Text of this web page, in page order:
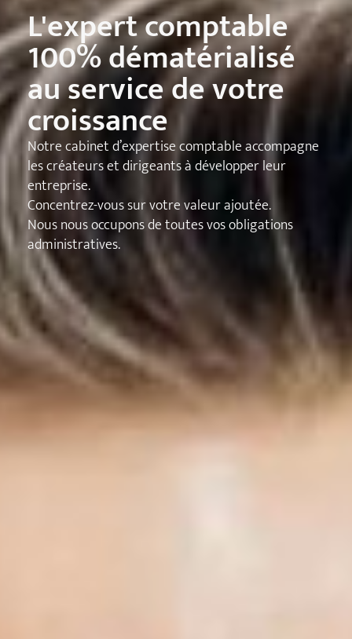
L'expert comptable
100% dématérialisé
au service de votre
croissance
Notre cabinet d’expertise comptable accompagne
les créateurs et dirigeants à développer leur
entreprise.
Concentrez-vous sur votre valeur ajoutée.
Nous nous occupons de toutes vos obligations
administratives.